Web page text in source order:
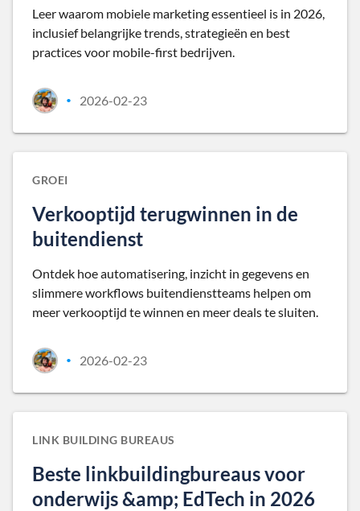
Leer waarom mobiele marketing essentieel is in 2026,
inclusief belangrijke trends, strategieën en best
practices voor mobile-first bedrijven.
• 2026-02-23
GROEI
Verkooptijd terugwinnen in de
buitendienst
Ontdek hoe automatisering, inzicht in gegevens en
slimmere workflows buitendienstteams helpen om
meer verkooptijd te winnen en meer deals te sluiten.
• 2026-02-23
LINK BUILDING BUREAUS
Beste linkbuildingbureaus voor
onderwijs &amp; EdTech in 2026